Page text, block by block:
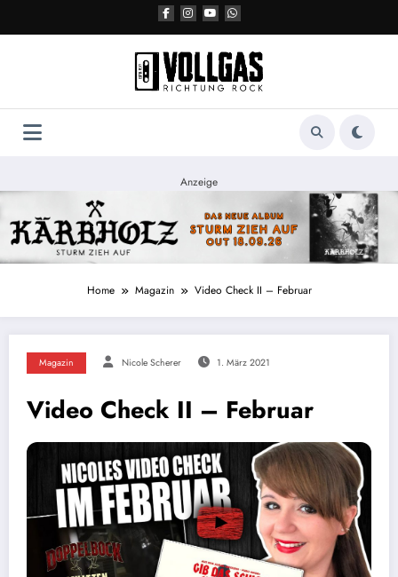
Anzeige
Home Magazin Video Check II – Februar
Magazin Nicole Scherer 1. März 2021
Video Check II – Februar